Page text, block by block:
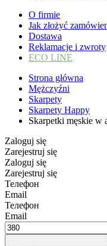
O firmie
Jak złożyć
Dostawa
Reklamacje i zwroty
ECO LINE
Strona główna
Mężczyźni
Skarpety
Skarpety Happy
Skarpetki męskie w
Zaloguj się
Zarejestruj się
Zaloguj się
Zarejestruj się
Телефон
Email
Телефон
Email